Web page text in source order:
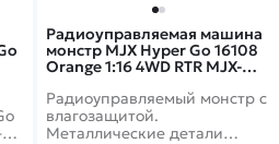
Радиоуправляемая машина
монстр MJX Hyper Go 16108
Orange 1:16 4WD RTR MJX-
Радиоуправляемый монстр с
влагозащитой.
Металлические детали